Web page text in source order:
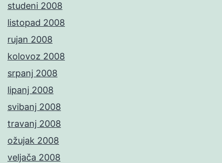
studeni 2008
listopad 2008
rujan 2008
kolovoz 2008
srpanj 2008
lipanj 2008
svibanj 2008
travanj 2008
ožujak 2008
veljača 2008